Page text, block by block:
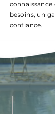
connaissance
besoins, un
confiance.